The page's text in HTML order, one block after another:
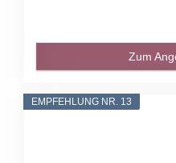
Zum
EMPFEHLUNG NR. 13